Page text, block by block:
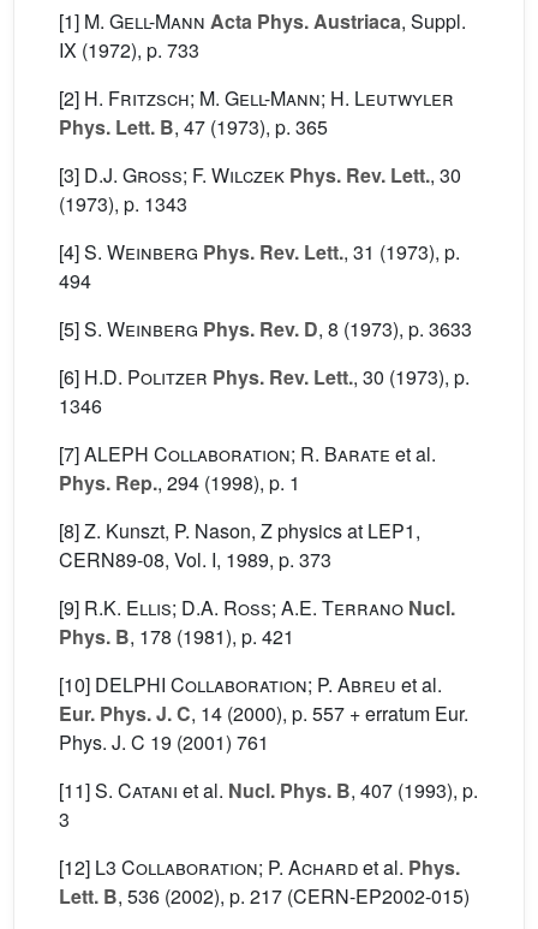
[1] M. Gell-Mann Acta Phys. Austriaca, Suppl.
IX (1972), p. 733
[2] H. Fritzsch; M. Gell-Mann; H. Leutwyler
Phys. Lett. B, 47 (1973), p. 365
[3] D.J. Gross; F. Wilczek Phys. Rev. Lett., 30
(1973), p. 1343
[4]S. Weinberg Phys. Rev. Lett., 31 (1973), p.
494
[5]S. Weinberg Phys. Rev. D, 8 (1973), p. 3633
[6] H.D. Politzer Phys. Rev. Lett., 30 (1973), p.
1346
[7]ALEPH Collaboration; R. Barate et al.
Phys. Rep., 294 (1998), p. 1
[8] Z. Kunszt, P. Nason, Z physics at LEP1,
CERN89-08, Vol. I, 1989, p. 373
[9] R.K. Ellis; D.A. Ross; A.E. Terrano Nucl.
Phys. B, 178 (1981), p. 421
[10] DELPHI Collaboration; P. Abreu et al.
Eur. Phys. J. C, 14 (2000), p. 557 + erratum Eur.
Phys. J. C 19 (2001) 761
[11]S. Catani et al. Nucl. Phys. B, 407 (1993), p.
3
[12] L3 Collaboration; P. Achardet al. Phys.
Lett. B, 536 (2002), p. 217 (CERN-EP2002-015)